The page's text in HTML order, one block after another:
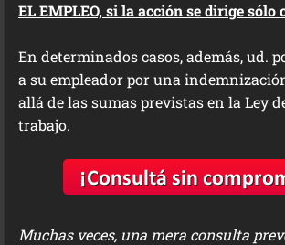
EL EMPLEO, si la acción se dirige sólo
En determinados casos, además, ud.
a su empleador por una
allá de las sumas previstas en la Ley
trabajo.
Muchas veces, una mera consulta